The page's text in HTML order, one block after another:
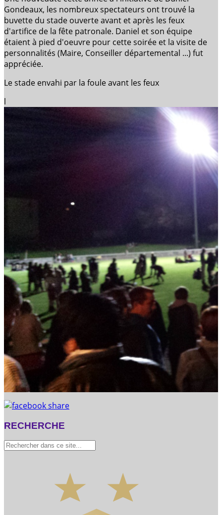
Gondeaux, les nombreux spectateurs ont trouvé la
buvette du stade ouverte avant et après les feux
d'artifice de la fête patronale. Daniel et son équipe
étaient à pied d'oeuvre pour cette soirée et la visite de
personnalités (Maire, Conseiller départemental ...) fut
appréciée.
Le stade envahi par la foule avant les feux
l
RECHERCHE